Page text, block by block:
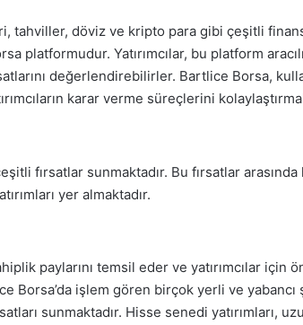
tahviller, döviz ve kripto para gibi çeşitli
platformudur. Yatırımcılar, bu platform
değerlendirebilirler. Bartlice Borsa,
karar verme süreçlerini
fırsatlar sunmaktadır. Bu fırsatlar arasında
yer almaktadır.
paylarını temsil eder ve yatırımcılar için
Borsa’da işlem gören birçok yerli ve
sunmaktadır. Hisse senedi yatırımları,